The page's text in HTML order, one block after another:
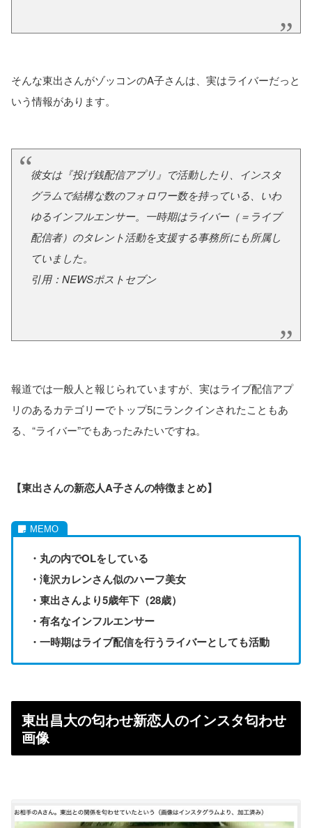
そんな東出さんがゾッコンのA子さんは、実はライバーだっと
いう情報があります。
彼女は『投げ銭配信アプリ』で活動したり、インスタ
グラムで結構な数のフォロワー数を持っている、いわ
ゆるインフルエンサー。一時期はライバー（＝ライブ
配信者）のタレント活動を支援する事務所にも所属し
ていました。
引用：NEWSポストセブン
報道では一般人と報じられていますが、実はライブ配信アプ
リのあるカテゴリーでトップ5にランクインされたこともあ
る、“ライバー”でもあったみたいですね。
【東出さんの新恋人A子さんの特徴まとめ】
・丸の内でOLをしている
・滝沢カレンさん似のハーフ美女
・東出さんより5歳年下（28歳）
・有名なインフルエンサー
・一時期はライブ配信を行うライバーとしても活動
東出昌大の匂わせ新恋人のインスタ匂わせ
画像